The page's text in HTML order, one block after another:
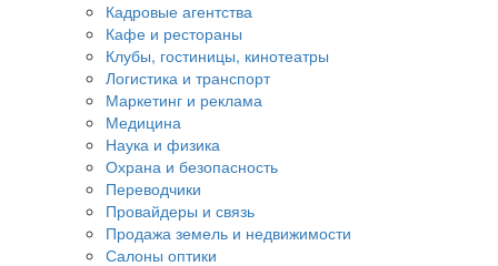
Кадровые агентства
Кафе и рестораны
Клубы, гостиницы, кинотеатры
Логистика и транспорт
Маркетинг и реклама
Медицина
Наука и физика
Охрана и безопасность
Переводчики
Провайдеры и связь
Продажа земель и недвижимости
Салоны оптики